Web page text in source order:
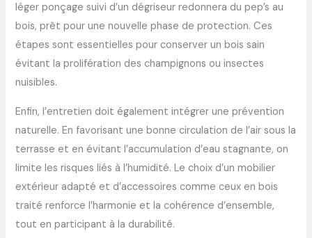
léger ponçage suivi d’un dégriseur redonnera du pep’s au
bois, prêt pour une nouvelle phase de protection. Ces
étapes sont essentielles pour conserver un bois sain
évitant la prolifération des champignons ou insectes
nuisibles.
Enfin, l’entretien doit également intégrer une prévention
naturelle. En favorisant une bonne circulation de l’air sous la
terrasse et en évitant l’accumulation d’eau stagnante, on
limite les risques liés à l’humidité. Le choix d’un mobilier
extérieur adapté et d’accessoires comme ceux en bois
traité renforce l’harmonie et la cohérence d’ensemble,
tout en participant à la durabilité.